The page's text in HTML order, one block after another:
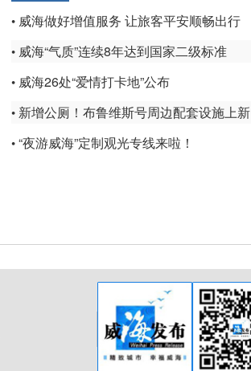
• 威海做好增值服务 让旅客平安顺畅出行
• 威海“气质”连续8年达到国家二级标准
• 威海26处“爱情打卡地”公布
• 新增公厕！布鲁维斯号周边配套设施上新
•“夜游威海”定制观光专线来啦！